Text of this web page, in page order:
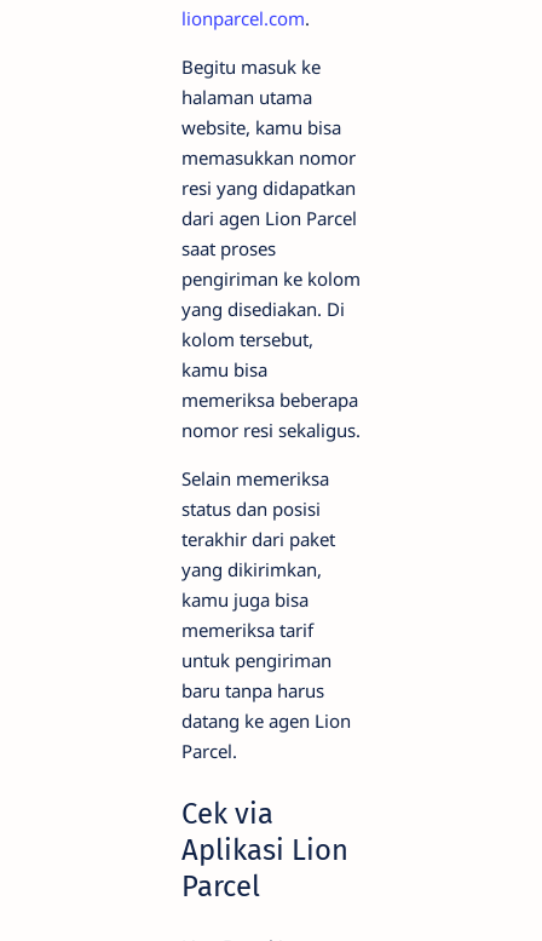
lionparcel.com.
Begitu masuk ke
halaman utama
website, kamu bisa
memasukkan nomor
resi yang didapatkan
dari agen Lion Parcel
saat proses
pengiriman ke kolom
yang disediakan. Di
kolom tersebut,
kamu bisa
memeriksa beberapa
nomor resi sekaligus.
Selain memeriksa
status dan posisi
terakhir dari paket
yang dikirimkan,
kamu juga bisa
memeriksa tarif
untuk pengiriman
baru tanpa harus
datang ke agen Lion
Parcel.
Cek via
Aplikasi Lion
Parcel